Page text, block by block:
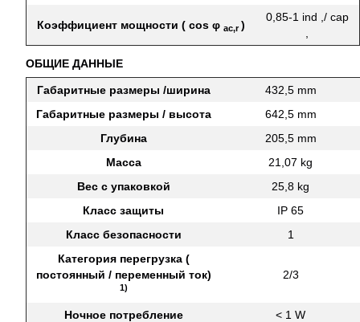
Коэффициент мощности ( cos φ ac,r)
0,85-1 ind ,/ cap
ОБЩИЕ ДАННЫЕ
Габаритные размеры /ширина
432,5 mm
Габаритные размеры / высота
642,5 mm
Глубина
205,5 mm
Масса
21,07 kg
Вес с упаковкой
25,8 kg
Класс защиты
IP 65
Класс безопасности
1
Категория перегрузка (
постоянный / переменный ток)
1)
2/3
Ночное потребление
< 1 W